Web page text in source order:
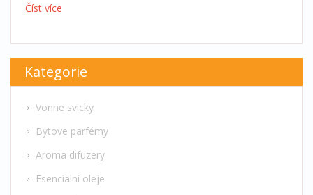
Číst více
Kategorie
Vonne svicky
Bytove parfémy
Aroma difuzery
Esencialni oleje